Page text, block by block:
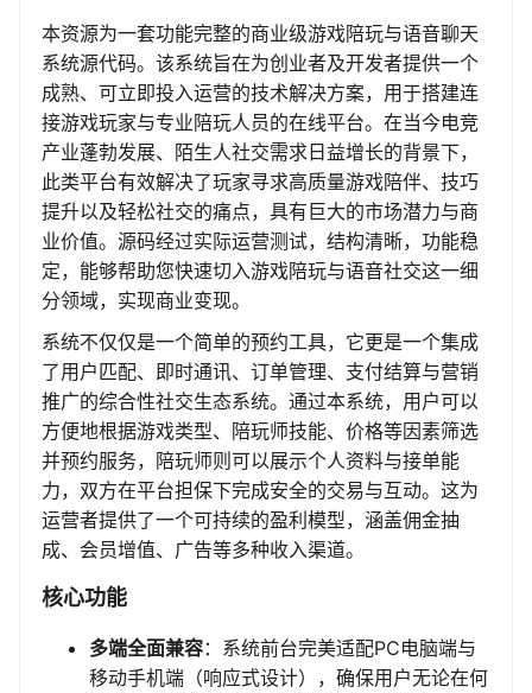
本资源为一套功能完整的商业级游戏陪玩与语音聊天
系统源代码。该系统旨在为创业者及开发者提供一个
成熟、可立即投入运营的技术解决方案，用于搭建连
接游戏玩家与专业陪玩人员的在线平台。在当今电竞
产业蓬勃发展、陌生人社交需求日益增长的背景下，
此类平台有效解决了玩家寻求高质量游戏陪伴、技巧
提升以及轻松社交的痛点，具有巨大的市场潜力与商
业价值。源码经过实际运营测试，结构清晰，功能稳
定，能够帮助您快速切入游戏陪玩与语音社交这一细
分领域，实现商业变现。
系统不仅仅是一个简单的预约工具，它更是一个集成
了用户匹配、即时通讯、订单管理、支付结算与营销
推广的综合性社交生态系统。通过本系统，用户可以
方便地根据游戏类型、陪玩师技能、价格等因素筛选
并预约服务，陪玩师则可以展示个人资料与接单能
力，双方在平台担保下完成安全的交易与互动。这为
运营者提供了一个可持续的盈利模型，涵盖佣金抽
成、会员增值、广告等多种收入渠道。
核心功能
多端全面兼容：系统前台完美适配PC电脑端与
移动手机端（响应式设计），确保用户无论在何